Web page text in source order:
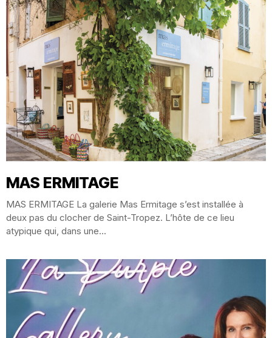
MAS ERMITAGE
MAS ERMITAGE La galerie Mas Ermitage s’est installée à
deux pas du clocher de Saint-Tropez. L’hôte de ce lieu
atypique qui, dans une...